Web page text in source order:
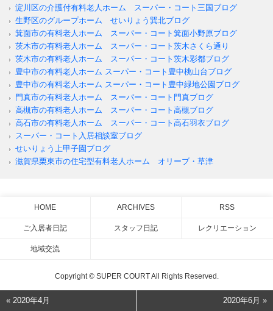
« 2020年4月 2020年6月 »
淀川区の介護付有料老人ホーム スーパー・コート三国ブログ
生野区のグループホーム せいりょう巽北ブログ
箕面市の有料老人ホーム スーパー・コート箕面小野原ブログ
茨木市の有料老人ホーム スーパー・コート茨木さくら通り
茨木市の有料老人ホーム スーパー・コート茨木彩都ブログ
豊中市の有料老人ホーム スーパー・コート豊中桃山台ブログ
豊中市の有料老人ホーム スーパー・コート豊中緑地公園ブログ
門真市の有料老人ホーム スーパー・コート門真ブログ
高槻市の有料老人ホーム スーパー・コート高槻ブログ
高石市の有料老人ホーム スーパー・コート高石羽衣ブログ
スーパー・コート入居相談室ブログ
せいりょう上甲子園ブログ
滋賀県栗東市の住宅型有料老人ホーム オリーブ・草津
HOME ARCHIVES RSS
ご入居者日記 スタッフ日記 レクリエーション
地域交流
Copyright © SUPER COURT All Rights Reserved.